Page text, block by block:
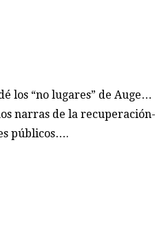
los “no lugares” de Auge…
narras de la recuperación-
públicos….